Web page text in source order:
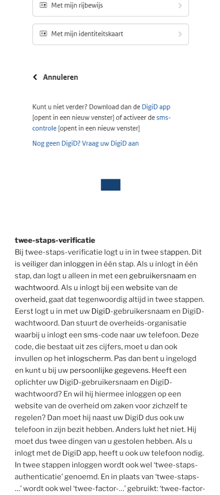
twee-staps-verificatie
Bij twee-staps-verificatie logt u in in twee stappen. Dit
is veiliger dan inloggen in één stap. Als u inlogt in één
stap, dan logt u alleen in met een gebruikersnaam en
wachtwoord. Als u inlogt bij een website van de
overheid, gaat dat tegenwoordig altijd in twee stappen.
Eerst logt u in met uw DigiD-gebruikersnaam en DigiD-
wachtwoord. Dan stuurt de overheids-organisatie
waarbij u inlogt een sms-code naar uw telefoon. Deze
code, die bestaat uit zes cijfers, moet u dan ook
invullen op het inlogscherm. Pas dan bent u ingelogd
en kunt u bij uw persoonlijke gegevens. Heeft een
oplichter uw DigiD-gebruikersnaam en DigiD-
wachtwoord? En wil hij hiermee inloggen op een
website van de overheid om zaken voor zichzelf te
regelen? Dan moet hij naast uw DigiD dus ook uw
telefoon in zijn bezit hebben. Anders lukt het niet. Hij
moet dus twee dingen van u gestolen hebben. Als u
inlogt met de DigiD app, heeft u ook uw telefoon nodig.
In twee stappen inloggen wordt ook wel ‘twee-staps-
authenticatie’ genoemd. En in plaats van ‘twee-staps-
…’ wordt ook wel ‘twee-factor-…’ gebruikt: ‘twee-factor-